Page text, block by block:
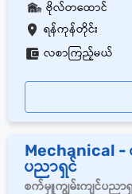
ရန်ကုန်တိုင်း
ဗိုလ်တထောင်
လစာကြည့်မယ်
Mechanical -
ပညာရှင်
စက်မှူကျွမ်းကျင်ပညာ